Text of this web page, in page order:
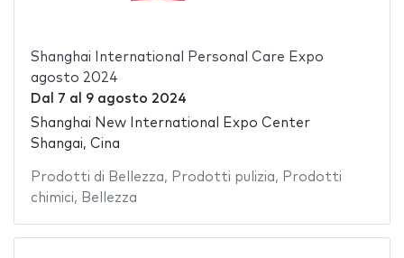
Shanghai International Personal Care Expo
agosto 2024
Dal 7 al 9 agosto 2024
Shanghai New International Expo Center
Shangai, Cina
Prodotti di Bellezza, Prodotti pulizia, Prodotti
chimici, Bellezza